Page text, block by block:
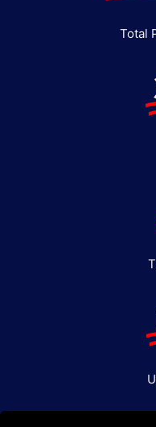
Total